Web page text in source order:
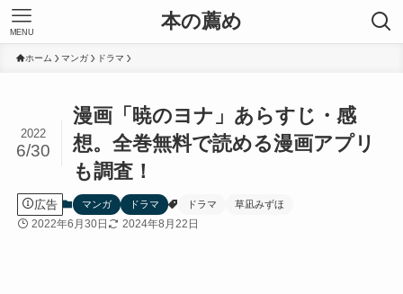
本の薦め
MENU
ホーム マンガ ドラマ
漫画「暁のヨナ」あらすじ・感
想。全巻無料で読める漫画アプリ
も調査！
2022
6/30
広告 マンガ ドラマ ドラマ 草凪みずほ
2022年6月30日 2024年8月22日